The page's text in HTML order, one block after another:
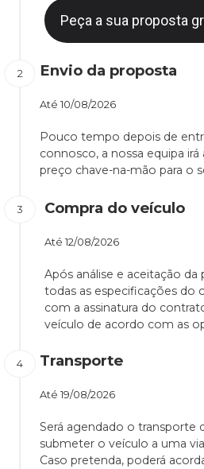
Peça a sua proposta
Envio da proposta
Até 10/08/2026
Pouco tempo depois de
connosco, a nossa equipa
preço chave-na-mão para o
Compra do veículo
Até 12/08/2026
Após análise e aceitação
todas as especificações do
com a assinatura do
veículo de acordo com as
Transporte
Até 19/08/2026
Será agendado o transporte
submeter o veículo a uma
Caso pretenda, poderá